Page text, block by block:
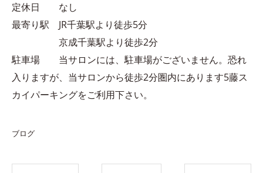
定休日 なし
最寄り駅 JR千葉駅より徒歩5分
京成千葉駅より徒歩2分
駐車場 当サロンには、駐車場がございません。恐れ
入りますが、当サロンから徒歩2分圏内にあります5藤ス
カイパーキングをご利用下さい。
ブログ